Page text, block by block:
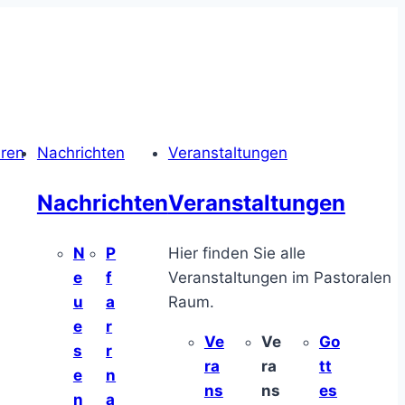
Nachrichten
Nachrichten
N
e
u
e
s
e
n
P
f
a
r
r
n
a
Veranstaltungen
Veranstaltungen
Hier finden Sie alle
Veranstaltungen im Pastoralen
Raum.
Ve
ra
ns
Ve
ra
ns
Go
tt
es